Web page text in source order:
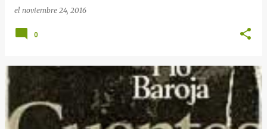
el noviembre 24, 2016
0